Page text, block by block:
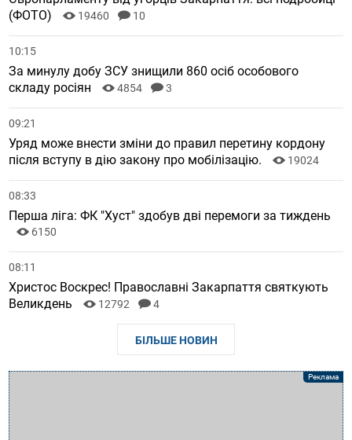
(ФОТО)
19460 10
10:15
За минулу добу ЗСУ знищили 860 осіб особового
складу росіян
4854 3
09:21
Уряд може внести зміни до правил перетину кордону
після вступу в дію закону про мобілізацію.
19024
08:33
Перша ліга: ФК "Хуст" здобув дві перемоги за тиждень
6150
08:11
Христос Воскрес! Православні Закарпаття святкують
Великдень
12792 4
БІЛЬШЕ НОВИН